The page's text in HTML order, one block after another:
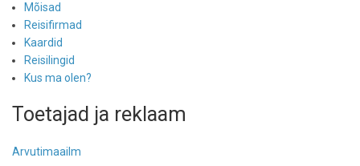
Mõisad
Reisifirmad
Kaardid
Reisilingid
Kus ma olen?
Toetajad ja reklaam
Arvutimaailm